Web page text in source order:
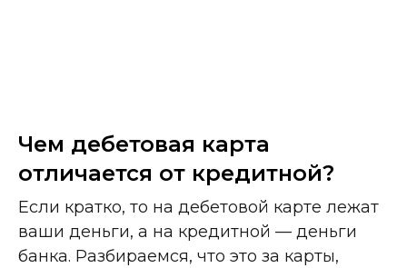
Чем дебетовая карта
отличается от кредитной?
Если кратко, то на дебетовой карте лежат
ваши деньги, а на кредитной — деньги
банка. Разбираемся, что это за карты,